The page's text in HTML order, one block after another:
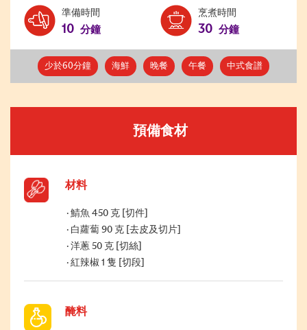
準備時間
10 分鐘
烹煮時間
30 分鐘
少於60分鐘 海鮮 晚餐 午餐 中式食譜
預備食材
材料
鯖魚 450 克 [切件]
白蘿蔔 90 克 [去皮及切片]
洋蔥 50 克 [切絲]
紅辣椒 1 隻 [切段]
醃料